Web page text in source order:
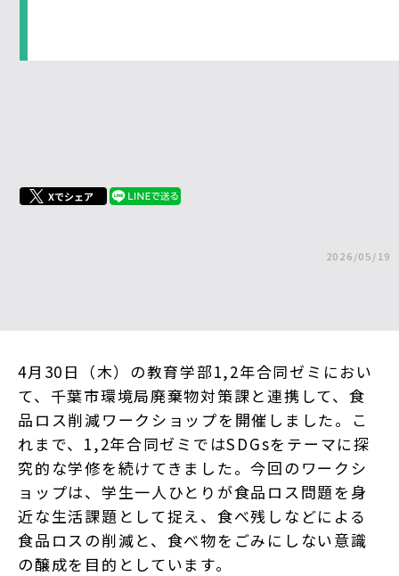
Xでシェア
2026/05/19
4月30日（木）の教育学部1,2年合同ゼミにおい
て、千葉市環境局廃棄物対策課と連携して、食
品ロス削減ワークショップを開催しました。こ
れまで、1,2年合同ゼミではSDGsをテーマに探
究的な学修を続けてきました。今回のワークシ
ョップは、学生一人ひとりが食品ロス問題を身
近な生活課題として捉え、食べ残しなどによる
食品ロスの削減と、食べ物をごみにしない意識
の醸成を目的としています。